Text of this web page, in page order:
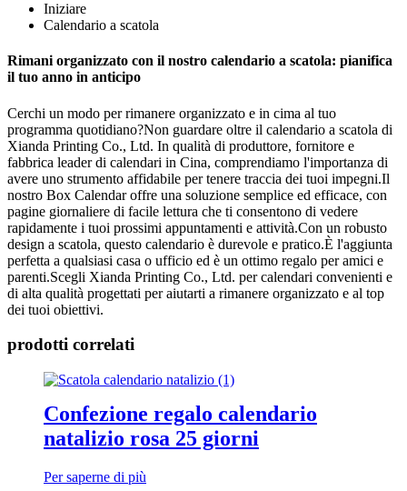
Iniziare
Calendario a scatola
Rimani organizzato con il nostro calendario a scatola: pianifica
il tuo anno in anticipo
Cerchi un modo per rimanere organizzato e in cima al tuo
programma quotidiano?Non guardare oltre il calendario a scatola di
Xianda Printing Co., Ltd. In qualità di produttore, fornitore e
fabbrica leader di calendari in Cina, comprendiamo l'importanza di
avere uno strumento affidabile per tenere traccia dei tuoi impegni.Il
nostro Box Calendar offre una soluzione semplice ed efficace, con
pagine giornaliere di facile lettura che ti consentono di vedere
rapidamente i tuoi prossimi appuntamenti e attività.Con un robusto
design a scatola, questo calendario è durevole e pratico.È l'aggiunta
perfetta a qualsiasi casa o ufficio ed è un ottimo regalo per amici e
parenti.Scegli Xianda Printing Co., Ltd. per calendari convenienti e
di alta qualità progettati per aiutarti a rimanere organizzato e al top
dei tuoi obiettivi.
prodotti correlati
Confezione regalo calendario
natalizio rosa 25 giorni
Per saperne di più